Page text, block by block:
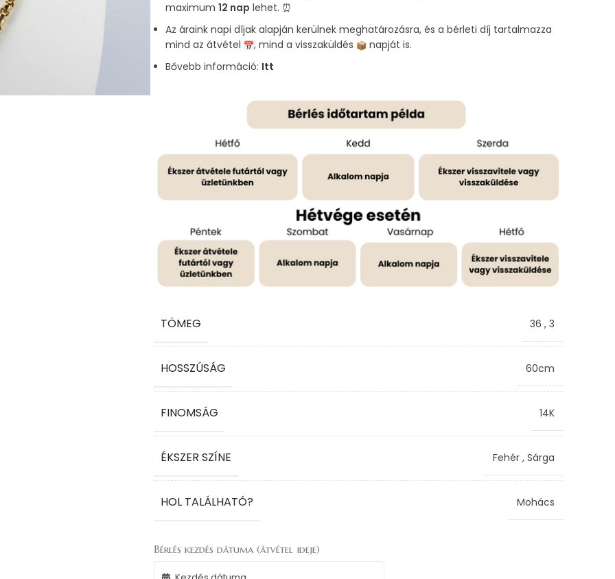
maximum 12 nap lehet. ⏰
Az áraink napi díjak alapján kerülnek meghatározásra, és a bérleti díj tartalmazza
mind az átvétel
, mind a visszaküldés
napját is.
Bővebb információ: Itt
TÖMEG 36 , 3
HOSSZÚSÁG 60cm
FINOMSÁG 14K
ÉKSZER SZÍNE Fehér , Sárga
HOL TALÁLHATÓ? Mohács
Bérlés kezdés dátuma (átvétel ideje)